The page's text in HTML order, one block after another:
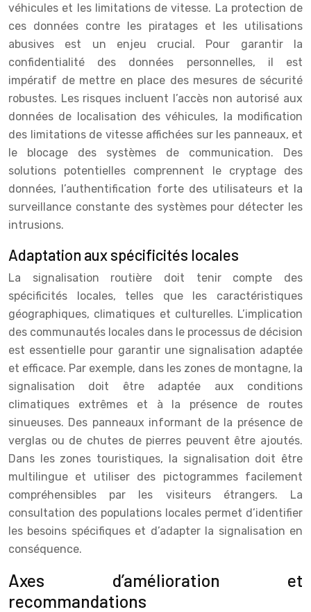
véhicules et les limitations de vitesse. La protection de
ces données contre les piratages et les utilisations
abusives est un enjeu crucial. Pour garantir la
confidentialité des données personnelles, il est
impératif de mettre en place des mesures de sécurité
robustes. Les risques incluent l’accès non autorisé aux
données de localisation des véhicules, la modification
des limitations de vitesse affichées sur les panneaux, et
le blocage des systèmes de communication. Des
solutions potentielles comprennent le cryptage des
données, l’authentification forte des utilisateurs et la
surveillance constante des systèmes pour détecter les
intrusions.
Adaptation aux spécificités locales
La signalisation routière doit tenir compte des
spécificités locales, telles que les caractéristiques
géographiques, climatiques et culturelles. L’implication
des communautés locales dans le processus de décision
est essentielle pour garantir une signalisation adaptée
et efficace. Par exemple, dans les zones de montagne, la
signalisation doit être adaptée aux conditions
climatiques extrêmes et à la présence de routes
sinueuses. Des panneaux informant de la présence de
verglas ou de chutes de pierres peuvent être ajoutés.
Dans les zones touristiques, la signalisation doit être
multilingue et utiliser des pictogrammes facilement
compréhensibles par les visiteurs étrangers. La
consultation des populations locales permet d’identifier
les besoins spécifiques et d’adapter la signalisation en
conséquence.
Axes d’amélioration et
recommandations